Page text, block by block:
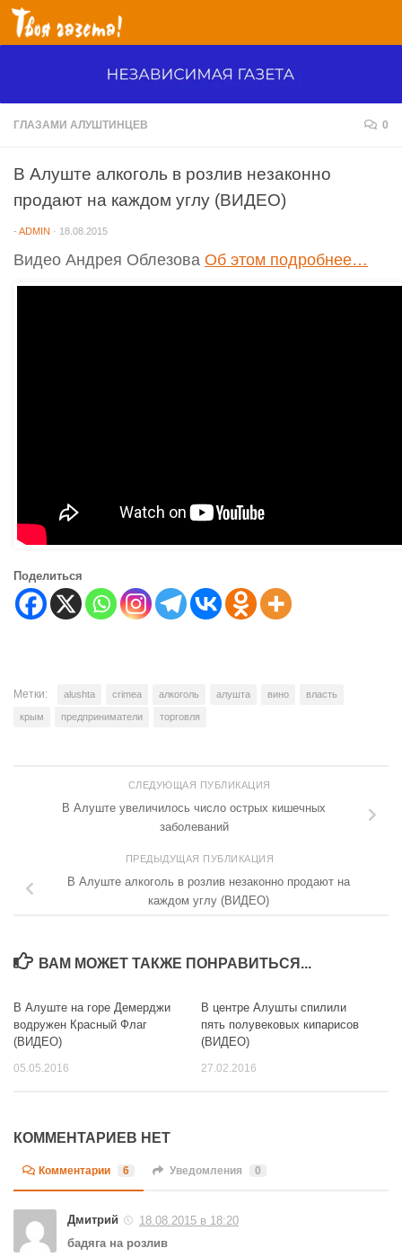
Перейти к содержимому
ГЛАЗАМИ АЛУШТИНЦЕВ 0
В Алуште алкоголь в розлив незаконно
продают на каждом углу (ВИДЕО)
- ADMIN · 18.08.2015
Видео Андрея Облезова Об этом подробнее…
Поделиться
Метки: alushta crimea алкоголь алушта вино власть
крым предприниматели торговля
СЛЕДУЮЩАЯ ПУБЛИКАЦИЯ
В Алуште увеличилось число острых кишечных
заболеваний
ПРЕДЫДУЩАЯ ПУБЛИКАЦИЯ
В Алуште алкоголь в розлив незаконно продают на
каждом углу (ВИДЕО)
ВАМ МОЖЕТ ТАКЖЕ ПОНРАВИТЬСЯ...
В Алуште на горе Демерджи
водружен Красный Флаг
(ВИДЕО)
05.05.2016
В центре Алушты спилили
пять полувековых кипарисов
(ВИДЕО)
27.02.2016
КОММЕНТАРИЕВ НЕТ
Комментарии 6 Уведомления 0
Дмитрий
18.08.2015 в 18:20
бадяга на розлив